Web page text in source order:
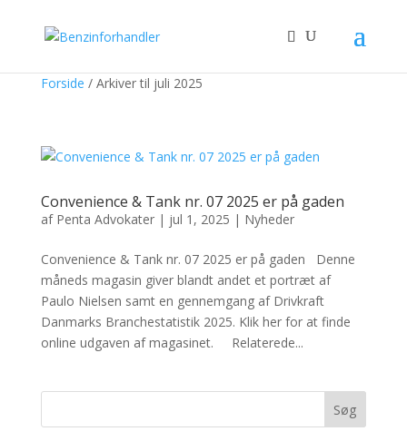
Forside / Arkiver til juli 2025
Convenience & Tank nr. 07 2025 er på gaden
af Penta Advokater| jul 1, 2025 | Nyheder
Convenience & Tank nr. 07 2025 er på gaden Denne
måneds magasin giver blandt andet et portræt af
Paulo Nielsen samt en gennemgang af Drivkraft
Danmarks Branchestatistik 2025. Klik her for at finde
online udgaven af magasinet. Relaterede...